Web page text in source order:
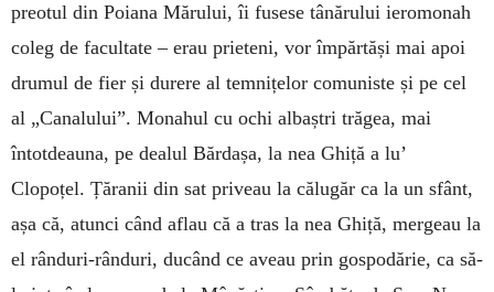
preotul din Poiana Mărului, îi fusese tânărului ieromonah
coleg de facultate – erau prieteni, vor împărtăși mai apoi
drumul de fier și durere al temnițelor comuniste și pe cel
al „Canalului”. Monahul cu ochi albaștri trăgea, mai
întotdeauna, pe dealul Bărdașa, la nea Ghiță a lu’
Clopoțel. Țăranii din sat priveau la călugăr ca la un sfânt,
așa că, atunci când aflau că a tras la nea Ghiță, mergeau la
el rânduri-rânduri, ducând ce aveau prin gospodărie, ca să-